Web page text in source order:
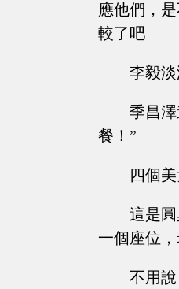
應他們，
較了吧
李毅
季昌
餐！”
四個
這是
一個座位
不用